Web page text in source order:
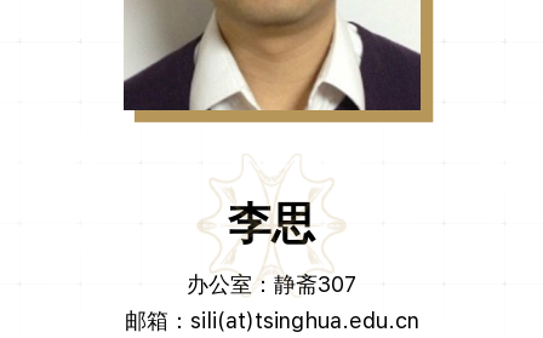
李思
办公室：静斋307
邮箱：sili(at)tsinghua.edu.cn